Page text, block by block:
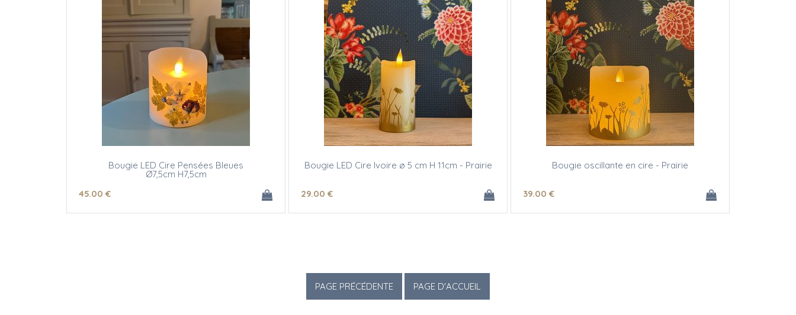
Bougie LED Cire Pensées Bleues
Ø7,5cm H7,5cm
45.00 €
Bougie LED Cire Ivoire ø 5 cm H 11cm - Prairie
29.00 €
Bougie oscillante en cire - Prairie
39.00 €